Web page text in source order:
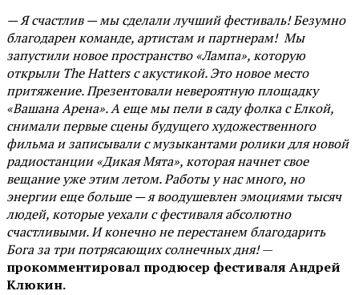
— Я счастлив — мы сделали лучший фестиваль! Безумно
благодарен команде, артистам и партнерам! Мы
запустили новое пространство «Лампа», которую
открыли The Hatters с акустикой. Это новое место
притяжение. Презентовали невероятную площадку
«Вашана Арена». А еще мы пели в саду фолка с Елкой,
снимали первые сцены будущего художественного
фильма и записывали с музыкантами ролики для новой
радиостанции «Дикая Мята», которая начнет свое
вещание уже этим летом. Работы у нас много, но
энергии еще больше — я воодушевлен эмоциями тысяч
людей, которые уехали с фестиваля абсолютно
счастливыми. И конечно не перестанем благодарить
Бога за три потрясающих солнечных дня!—
прокомментировал продюсер фестиваля Андрей
Клюкин.